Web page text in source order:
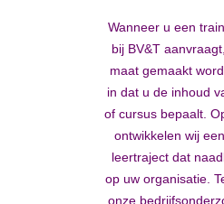
Wanneer u een
bij BV&T
maat gemaakt
in dat u de inhoud
of cursus bepaalt.
ontwikkelen wij
leertraject dat
op uw organisatie.
onze